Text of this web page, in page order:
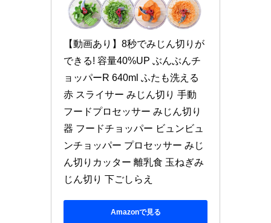
【動画あり】8秒でみじん切りが
できる! 容量40%UP ぶんぶんチ
ョッパーR 640ml ふたも洗える
赤 スライサー みじん切り 手動
フードプロセッサー みじん切り
器 フードチョッパー ビュンビュ
ンチョッパー プロセッサー みじ
ん切りカッター 離乳食 玉ねぎみ
じん切り 下ごしらえ
Amazonで見る